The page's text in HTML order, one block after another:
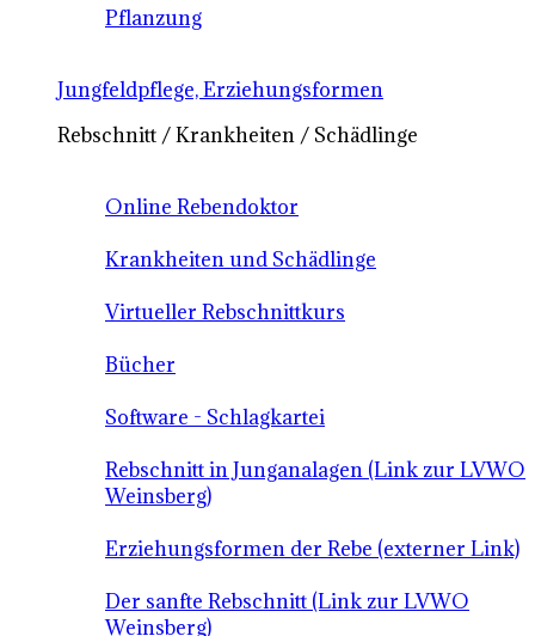
Pflanzung
Jungfeldpflege, Erziehungsformen
Rebschnitt / Krankheiten / Schädlinge
Online Rebendoktor
Krankheiten und Schädlinge
Virtueller Rebschnittkurs
Bücher
Software - Schlagkartei
Rebschnitt in Junganalagen (Link zur LVWO
Weinsberg)
Erziehungsformen der Rebe (externer Link)
Der sanfte Rebschnitt (Link zur LVWO
Weinsberg)